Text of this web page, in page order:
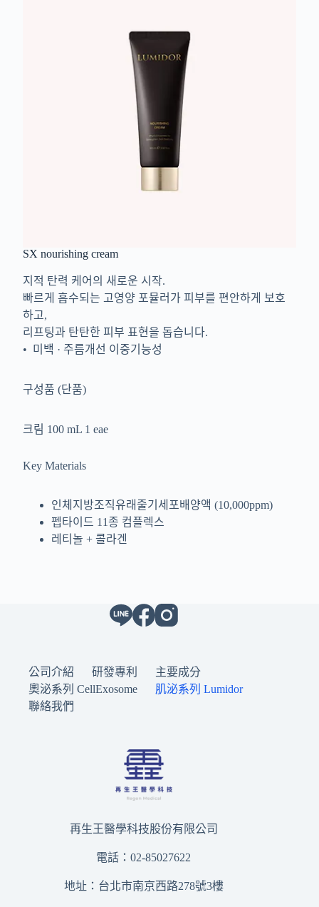
SX nourishing cream
지적 탄력 케어의 새로운 시작.
빠르게 흡수되는 고영양 포뮬러가 피부를 편안하게 보호
하고,
리프팅과 탄탄한 피부 표현을 돕습니다.
• 미백 · 주름개선 이중기능성
구성품 (단품)
크림 100 mL 1 eae
Key Materials
인체지방조직유래줄기세포배양액 (10,000ppm)
펩타이드 11종 컴플렉스
레티놀 + 콜라겐
公司介紹 研發專利
主要成分
奧泌系列 CellExosome
肌泌系列 Lumidor
聯絡我們
再生王醫學科技股份有限公司
電話：02-85027622
地址：台北市南京西路278號3樓